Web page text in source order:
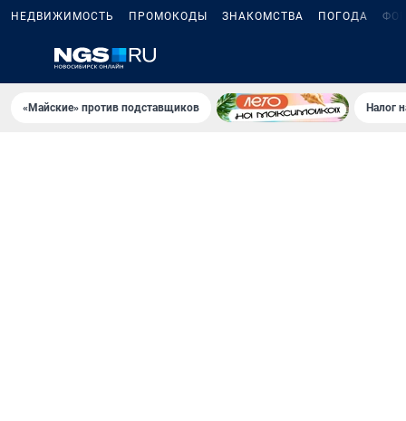
НЕДВИЖИМОСТЬ ПРОМОКОДЫ ЗНАКОМСТВА ПОГОДА
«Майские» против подставщиков Налог